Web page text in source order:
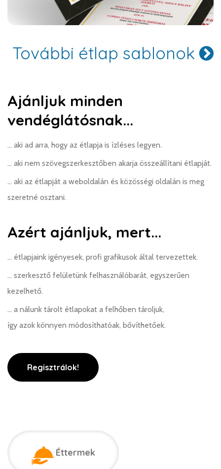
További étlap sablonok
Ajánljuk minden
vendéglátósnak...
... aki ad arra, hogy az étlapja is ízléses legyen.
... aki nem szövegszerkesztőben akarja összeállítani étlapját.
... aki az étlapját a weboldalán és közösségi oldalán is meg
szeretné osztani.
Azért ajánljuk, mert...
... étlapjaink igényesek, profi grafikusok által tervezettek.
... szerkesztő felületünk felhasználóbarát, egyszerűen
kezelhető.
... a nálunk tárolt étlapokat a felhőben tároljuk,
így azok könnyen módosíthatóak, bővíthetőek.
Regisztrálok!
Éttermek